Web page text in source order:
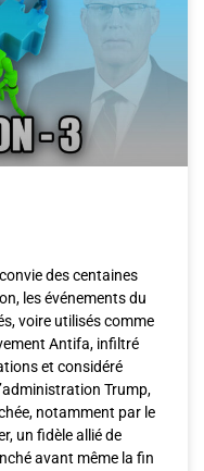
des centaines
les événements du
voire utilisés comme
Antifa, infiltré
et considéré
Trump,
notamment par le
un fidèle allié de
avant même la fin